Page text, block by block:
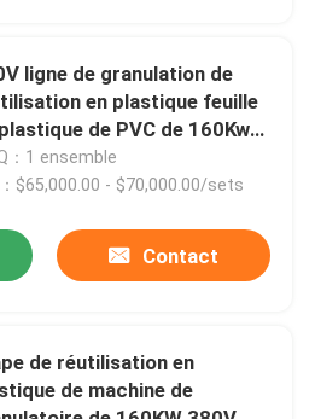
en caoutchouc
ligne de granulation de
en plastique feuille
de PVC de 160Kw
la ligne
：1 ensemble
$65,000.00 - $70,000.00/sets
Contact
de réutilisation en
de machine de